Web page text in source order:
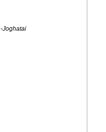
Joghatai